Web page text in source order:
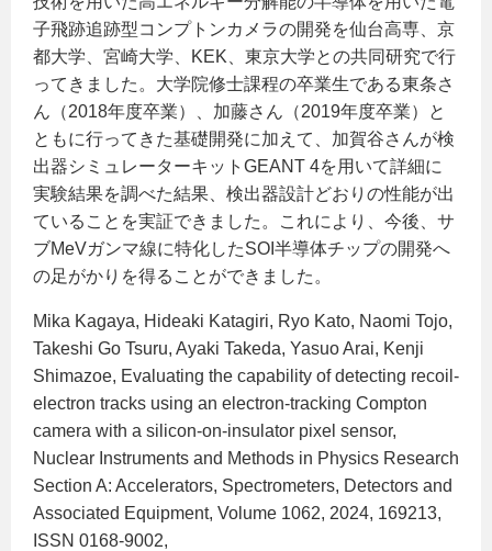
子飛跡追跡型コンプトンカメラの開発を仙台高専、京
都大学、宮崎大学、KEK、東京大学との共同研究で行
ってきました。大学院修士課程の卒業生である東条さ
ん（2018年度卒業）、加藤さん（2019年度卒業）と
ともに行ってきた基礎開発に加えて、加賀谷さんが検
出器シミュレーターキットGEANT 4を用いて詳細に
実験結果を調べた結果、検出器設計どおりの性能が出
ていることを実証できました。これにより、今後、サ
ブMeVガンマ線に特化したSOI半導体チップの開発へ
の足がかりを得ることができました。
Mika Kagaya, Hideaki Katagiri, Ryo Kato, Naomi Tojo,
Takeshi Go Tsuru, Ayaki Takeda, Yasuo Arai, Kenji
Shimazoe, Evaluating the capability of detecting recoil-
electron tracks using an electron-tracking Compton
camera with a silicon-on-insulator pixel sensor,
Nuclear Instruments and Methods in Physics Research
Section A: Accelerators, Spectrometers, Detectors and
Associated Equipment, Volume 1062, 2024, 169213,
ISSN 0168-9002,